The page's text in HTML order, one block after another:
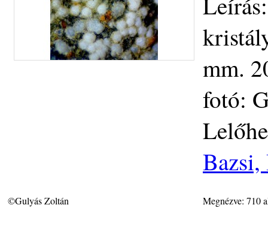
mm.
fotó:
©Gulyás Zoltán Megnézve: 710